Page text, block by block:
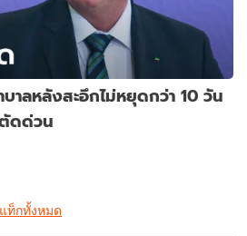
บาลหลังสะอึกไม่หยุดกว่า 10 วัน
ดด่วน
ท็กทั้งหมด